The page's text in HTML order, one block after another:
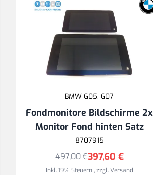
BMW G05, G07
Fondmonitore Bildschirme 2x
Monitor Fond hinten Satz
8707915
397,60 €
497,00 €
Inkl. 19% Steuern,zzgl.Versand